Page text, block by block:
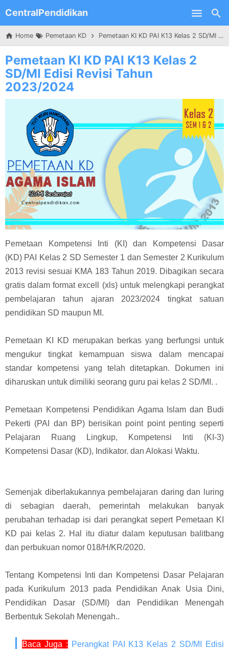
Skip to main content
CentralPendidikan
Home Pemetaan KD Pemetaan KI KD PAI K13 Kelas 2 SD/MI Edisi Revisi Tahun 2023/2024
Pemetaan KI KD PAI K13 Kelas 2
SD/MI Edisi Revisi Tahun
2023/2024
Pemetaan Kompetensi Inti (KI) dan Kompetensi Dasar
(KD) PAI
Kelas 2 SD Semester 1 dan Semester 2 Kurikulum
2013 revisi sesuai KMA 183 Tahun 2019. Dibagikan secara
gratis dalam format excell (xls) untuk melengkapi perangkat
pembelajaran tahun ajaran 2023/2024 tingkat satuan
pendidikan SD maupun MI.
Pemetaan KI KD merupakan berkas yang berfungsi untuk
mengukur tingkat kemampuan siswa dalam mencapai
standar kompetensi yang telah ditetapkan. Dokumen ini
diharuskan untuk dimiliki seorang guru pai kelas 2 SD/MI. .
Pemetaan Kompetensi Pendidikan Agama Islam dan Budi
Pekerti (PAI dan BP) berisikan point point penting seperti
Pelajaran Ruang Lingkup, Kompetensi Inti (KI-3)
Kompetensi Dasar (KD), Indikator. dan Alokasi Waktu.
Semenjak diberlakukannya pembelajaran daring dan luring
di sebagian daerah, pemerintah melakukan banyak
perubahan terhadap isi dari perangkat sepert Pemetaan KI
KD pai kelas 2. Hal itu diatur dalam keputusan balitbang
dan perbukuan nomor 018/H/KR/2020.
Tentang Kompetensi Inti dan Kompetensi Dasar Pelajaran
pada Kurikulum 2013 pada Pendidikan Anak Usia Dini,
Pendidikan Dasar (SD/MI) dan Pendidikan Menengah
Berbentuk Sekolah Menengah..
Baca Juga : Perangkat PAI K13 Kelas 2 SD/MI Edisi